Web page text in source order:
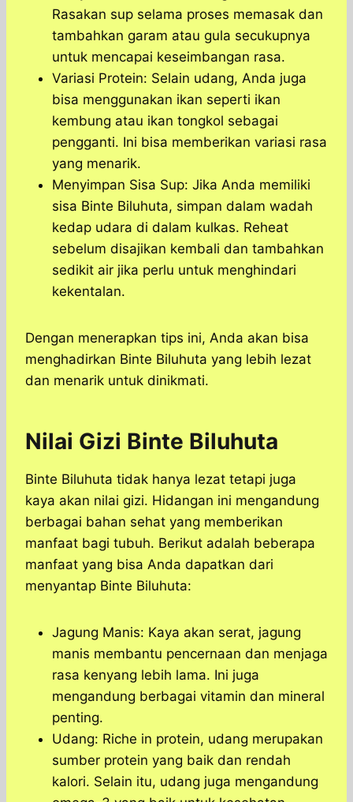
Rasakan sup selama proses memasak dan
tambahkan garam atau gula secukupnya
untuk mencapai keseimbangan rasa.
Variasi Protein: Selain udang, Anda juga
bisa menggunakan ikan seperti ikan
kembung atau ikan tongkol sebagai
pengganti. Ini bisa memberikan variasi rasa
yang menarik.
Menyimpan Sisa Sup: Jika Anda memiliki
sisa Binte Biluhuta, simpan dalam wadah
kedap udara di dalam kulkas. Reheat
sebelum disajikan kembali dan tambahkan
sedikit air jika perlu untuk menghindari
kekentalan.
Dengan menerapkan tips ini, Anda akan bisa
menghadirkan Binte Biluhuta yang lebih lezat
dan menarik untuk dinikmati.
Nilai Gizi Binte Biluhuta
Binte Biluhuta tidak hanya lezat tetapi juga
kaya akan nilai gizi. Hidangan ini mengandung
berbagai bahan sehat yang memberikan
manfaat bagi tubuh. Berikut adalah beberapa
manfaat yang bisa Anda dapatkan dari
menyantap Binte Biluhuta:
Jagung Manis: Kaya akan serat, jagung
manis membantu pencernaan dan menjaga
rasa kenyang lebih lama. Ini juga
mengandung berbagai vitamin dan mineral
penting.
Udang: Riche in protein, udang merupakan
sumber protein yang baik dan rendah
kalori. Selain itu, udang juga mengandung